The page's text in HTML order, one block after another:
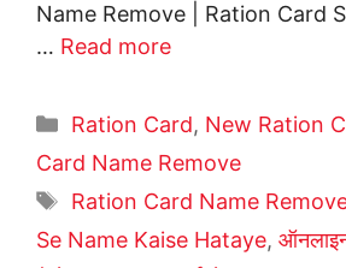
Name Remove | Ration Card
… Read more
Categories
Ration Card, New Ration
Card Name Remove
Tags
Ration Card Name
Se Name Kaise Hataye,